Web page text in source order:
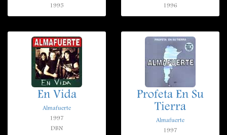
1995
1996
En Vida
Almafuerte
1997
DBN
Profeta En Su
Tierra
Almafuerte
1997